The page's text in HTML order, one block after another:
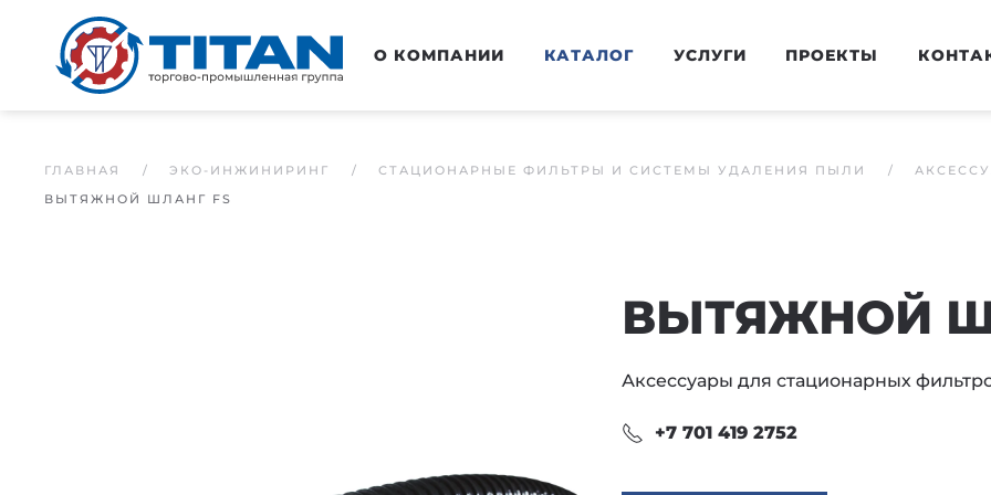
Перейти к основному содержанию О КОМПАНИИ КАТАЛОГ УСЛУГИ ПРОЕКТЫ
ГЛАВНАЯ ЭКО-ИНЖИНИРИНГ СТАЦИОНАРНЫЕ ФИЛЬТРЫ И СИСТЕМЫ УДАЛЕНИЯ ПЫЛИ
ВЫТЯЖНОЙ ШЛАНГ FS
ВЫТЯЖНОЙ
Аксессуары для стационарных
+7 701 419 2752